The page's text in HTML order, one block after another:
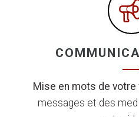
Mise en mots de votre
messages et des